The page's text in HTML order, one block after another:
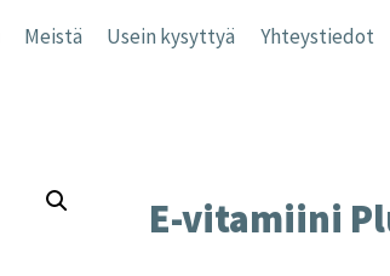
Meistä Usein kysyttyä Yhteystiedot
E-vitamiini